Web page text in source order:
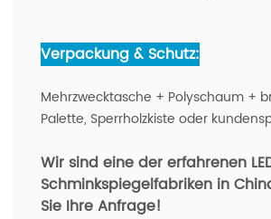
Verpackung & Schutz:
Mehrzwecktasche + Polyschaum +
Palette, Sperrholzkiste oder
Wir sind eine der erfahrenen
Schminkspiegelfabriken in
Sie Ihre Anfrage!